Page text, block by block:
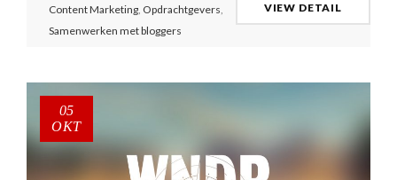
Content Marketing Opdrachtgevers
Samenwerken met bloggers
VIEW DETAIL
05
OKT